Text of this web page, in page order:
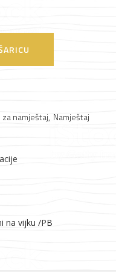
za namještaj, Namještaj
na vijku /PB